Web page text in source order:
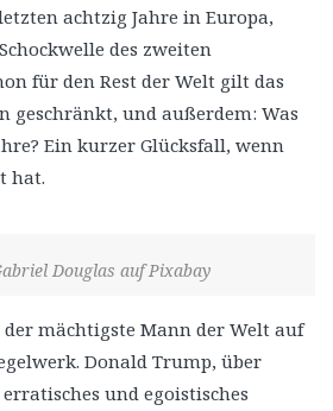
achtzig Jahre in Europa,
des zweiten
für den Rest der Welt gilt das
geschränkt, und außerdem: Was
Ein kurzer Glücksfall, wenn
hat.
Douglas auf Pixabay
mächtigste Mann der Welt auf
Donald Trump, über
und egoistisches